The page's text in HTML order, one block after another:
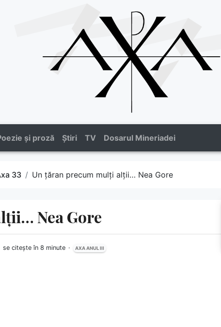
și proză Știri TV Dosarul Mineriadei
33 Un țăran precum mulți alții… Nea Gore
Nea Gore
se citește în 8 minute AXA ANUL III